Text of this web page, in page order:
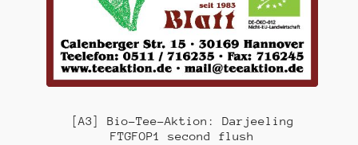
[A3] Bio-Tee-Aktion: Darjeeling
FTGFOP1 second flush